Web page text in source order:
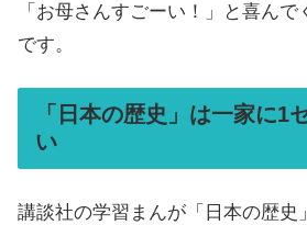
「お母さんすごーい！」と喜ん
です。
「日本の歴史」は一家に1
い
講談社の学習まんが「日本の歴史